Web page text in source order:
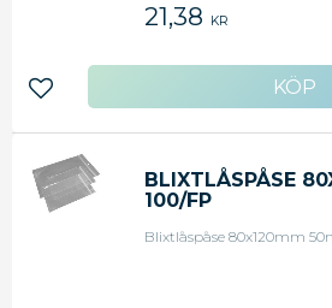
21,38 KR
Lägg till i favoriter
BLIXTLÅSPÅSE
100/FP
Blixtlåspåse 80x120mm